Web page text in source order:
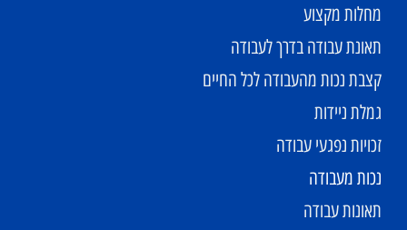
מחלות מקצוע
תאונת עבודה בדרך לעבודה
קצבת נכות מהעבודה לכל החיים
גמלת ניידות
זכויות נפגעי עבודה
נכות מעבודה
תאונות עבודה